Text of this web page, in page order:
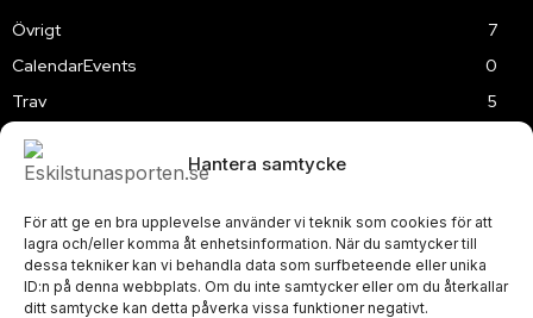
Hantera samtycke
För att ge en bra upplevelse använder vi teknik som cookies för att
lagra och/eller komma åt enhetsinformation. När du samtycker till
dessa tekniker kan vi behandla data som surfbeteende eller unika
ID:n på denna webbplats. Om du inte samtycker eller om du återkallar
ditt samtycke kan detta påverka vissa funktioner negativt.
Övrigt
7
CalendarEvents
0
Trav
5
TV
Samhällsprojekt
Slalom